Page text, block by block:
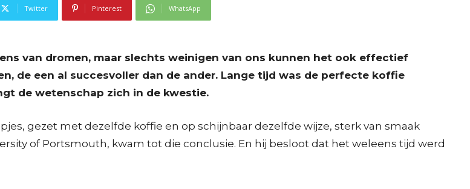
Twitter Pinterest WhatsApp
van dromen, maar slechts weinigen van ons kunnen het ook effectief
de een al succesvoller dan de ander. Lange tijd was de perfecte koffie
de wetenschap zich in de kwestie.
gezet met dezelfde koffie en op schijnbaar dezelfde wijze, sterk van smaak
of Portsmouth, kwam tot die conclusie. En hij besloot dat het weleens tijd werd